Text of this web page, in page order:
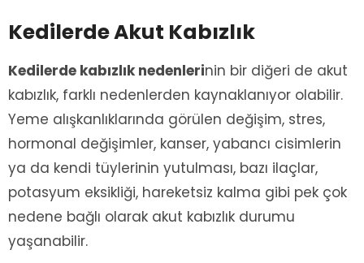
Kedilerde Akut Kabızlık
Kedilerde kabızlık nedenlerinin bir diğeri de akut
kabızlık, farklı nedenlerden kaynaklanıyor olabilir.
Yeme alışkanlıklarında görülen değişim, stres,
hormonal değişimler, kanser, yabancı cisimlerin
ya da kendi tüylerinin yutulması, bazı ilaçlar,
potasyum eksikliği, hareketsiz kalma gibi pek çok
nedene bağlı olarak akut kabızlık durumu
yaşanabilir.